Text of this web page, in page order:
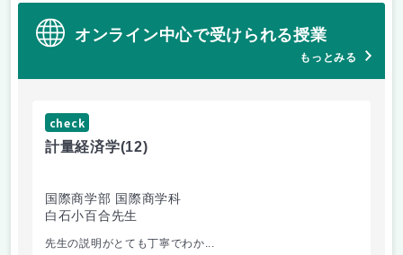
オンライン中心で受けられる授業
もっとみる
check
計量経済学(12)
国際商学部 国際商学科
白石小百合先生
先生の説明がとても丁寧でわか...